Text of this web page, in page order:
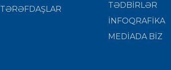
TƏRƏFDAŞLAR
TƏDBİRLƏR
İNFOQRAFİKA
MEDİADA BİZ